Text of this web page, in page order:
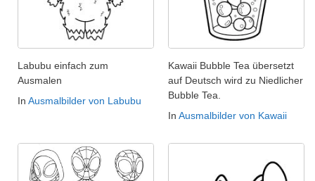
Labubu einfach zum
Ausmalen
In Ausmalbilder von Labubu
Kawaii Bubble Tea übersetzt
auf Deutsch wird zu Niedlicher
Bubble Tea.
In Ausmalbilder von Kawaii